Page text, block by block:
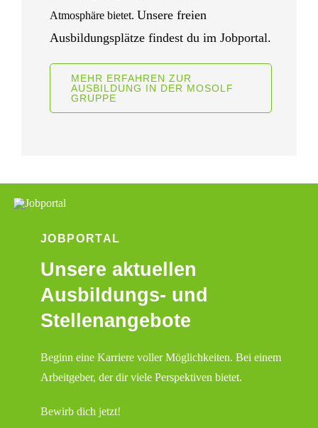
Atmosphäre bietet. Unsere freien
Ausbildungsplätze findest du im Jobportal.
MEHR ERFAHREN ZUR
AUSBILDUNG IN DER MOSOLF
GRUPPE
JOBPORTAL
Unsere aktuellen
Ausbildungs- und
Stellenangebote
Beginn eine Karriere voller Möglichkeiten. Bei einem
Arbeitgeber, der dir viele Perspektiven bietet.
Bewirb dich jetzt!